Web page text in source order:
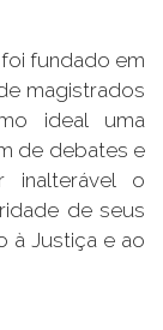
fundado em
magistrados
ideal uma
de debates e
inalterável o
de seus
à Justiça e ao